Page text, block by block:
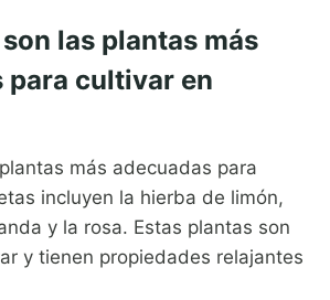
las plantas más
para cultivar en
más adecuadas para
incluyen la hierba de limón,
y la rosa. Estas plantas son
y tienen propiedades relajantes